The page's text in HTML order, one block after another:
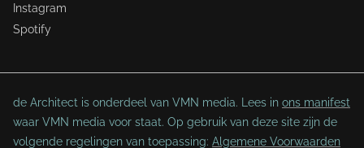
Instagram
Spotify
de Architect is onderdeel van VMN media. Lees in ons manifest
waar VMN media voor staat. Op gebruik van deze site zijn de
volgende regelingen van toepassing: Algemene Voorwaarden